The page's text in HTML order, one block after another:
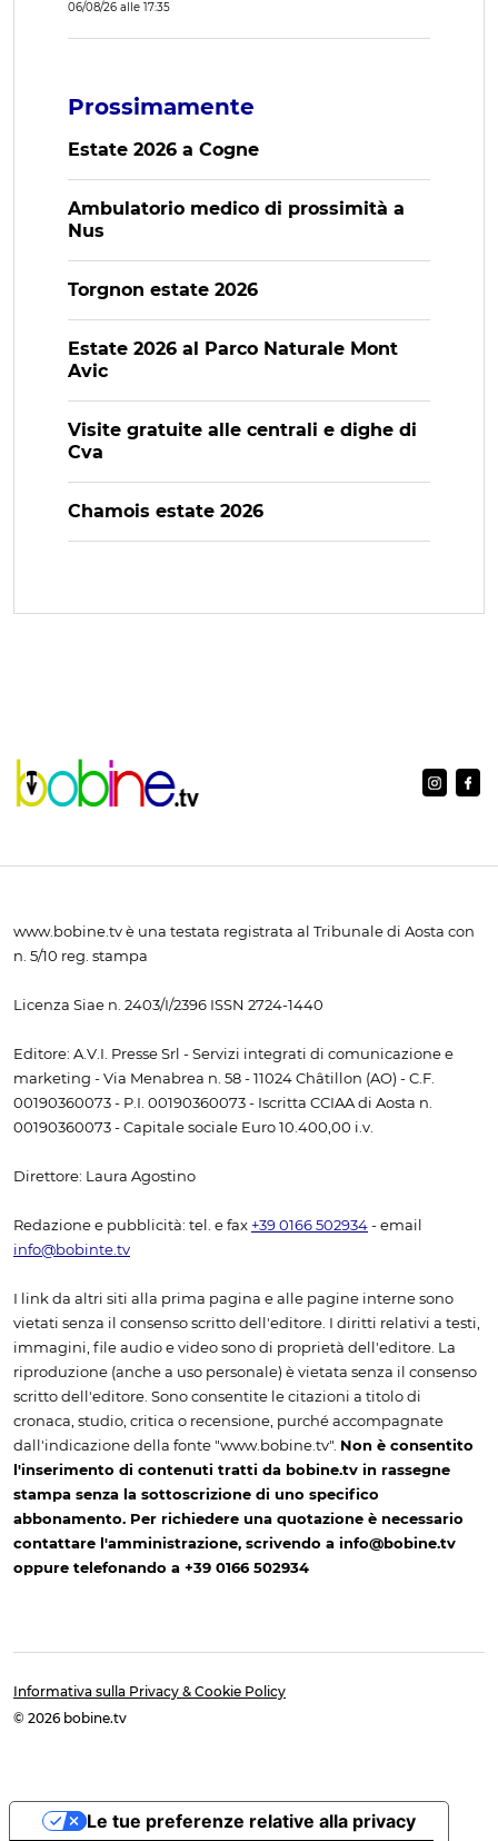
06/08/26 alle 17:35
Prossimamente
Estate 2026 a Cogne
Ambulatorio medico di prossimità a
Nus
Torgnon estate 2026
Estate 2026 al Parco Naturale Mont
Avic
Visite gratuite alle centrali e dighe di
Cva
Chamois estate 2026
www.bobine.tv è una testata registrata al Tribunale di Aosta con
n. 5/10 reg. stampa
Licenza Siae n. 2403/I/2396 ISSN 2724-1440
Editore: A.V.I. Presse Srl - Servizi integrati di comunicazione e
marketing - Via Menabrea n. 58 - 11024 Châtillon (AO) - C.F.
00190360073 - P.I. 00190360073 - Iscritta CCIAA di Aosta n.
00190360073 - Capitale sociale Euro 10.400,00 i.v.
Direttore: Laura Agostino
Redazione e pubblicità: tel. e fax +39 0166 502934 - email
info@bobinte.tv
I link da altri siti alla prima pagina e alle pagine interne sono
vietati senza il consenso scritto dell'editore. I diritti relativi a testi,
immagini, file audio e video sono di proprietà dell'editore. La
riproduzione (anche a uso personale) è vietata senza il consenso
scritto dell'editore. Sono consentite le citazioni a titolo di
cronaca, studio, critica o recensione, purché accompagnate
dall'indicazione della fonte "www.bobine.tv". Non è consentito
l'inserimento di contenuti tratti da bobine.tv in rassegne
stampa senza la sottoscrizione di uno specifico
abbonamento. Per richiedere una quotazione è necessario
contattare l'amministrazione, scrivendo a info@bobine.tv
oppure telefonando a +39 0166 502934
Informativa sulla Privacy & Cookie Policy
© 2026 bobine.tv
Le tue preferenze relative alla privacy